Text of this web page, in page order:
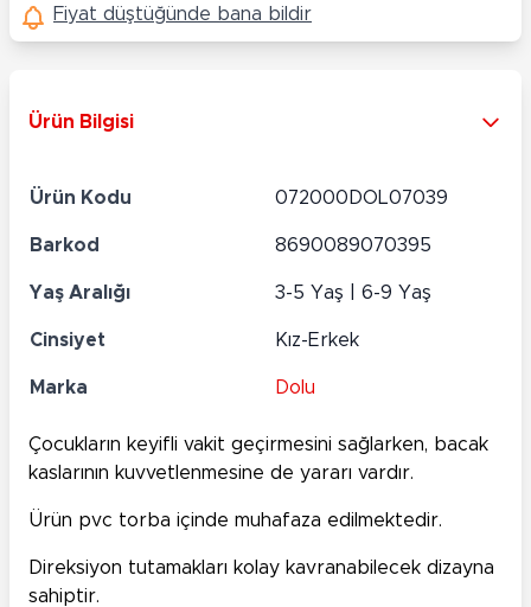
Fiyat düştüğünde bana bildir
Ürün Bilgisi
Ürün Kodu 072000DOL07039
Barkod 8690089070395
Yaş Aralığı 3-5 Yaş | 6-9 Yaş
Cinsiyet Kız-Erkek
Marka Dolu
Çocukların keyifli vakit geçirmesini sağlarken, bacak
kaslarının kuvvetlenmesine de yararı vardır.
Ürün pvc torba içinde muhafaza edilmektedir.
Direksiyon tutamakları kolay kavranabilecek dizayna
sahiptir.